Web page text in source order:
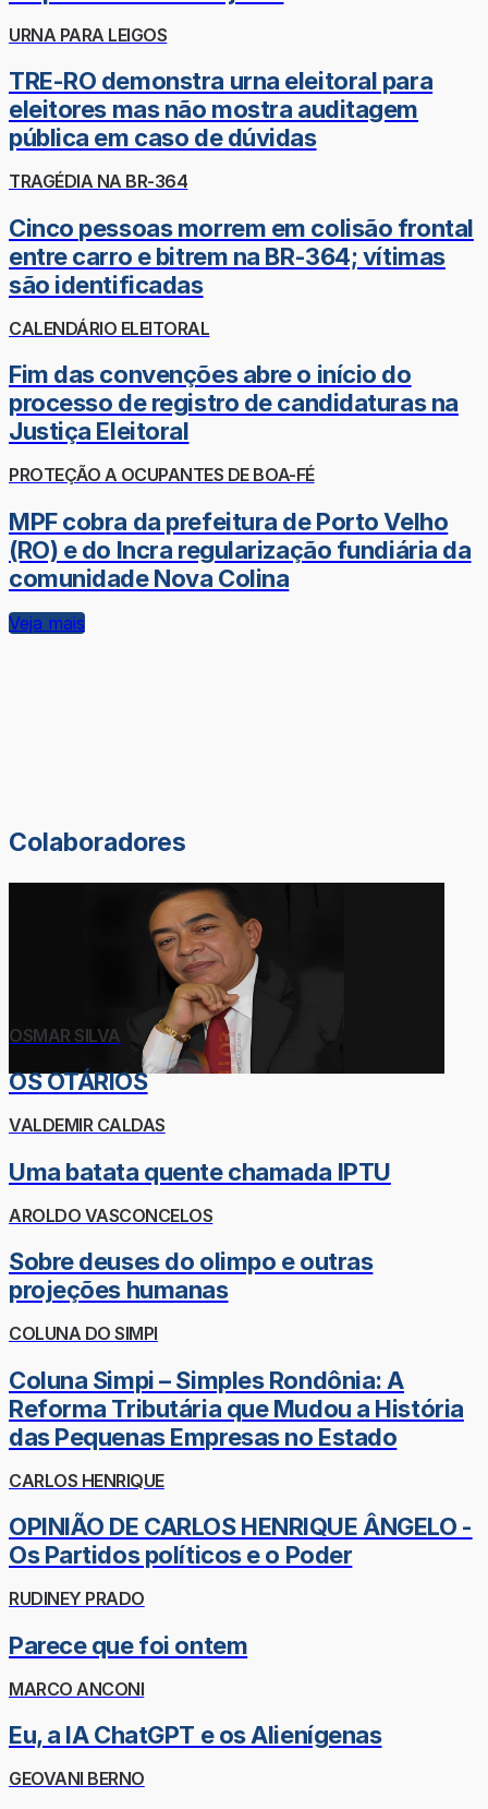
URNA PARA LEIGOS
TRE-RO demonstra urna eleitoral para
eleitores mas não mostra auditagem
pública em caso de dúvidas
TRAGÉDIA NA BR-364
Cinco pessoas morrem em colisão frontal
entre carro e bitrem na BR-364; vítimas
são identificadas
CALENDÁRIO ELEITORAL
Fim das convenções abre o início do
processo de registro de candidaturas na
Justiça Eleitoral
PROTEÇÃO A OCUPANTES DE BOA-FÉ
MPF cobra da prefeitura de Porto Velho
(RO) e do Incra regularização fundiária da
comunidade Nova Colina
Veja mais
Colaboradores
OSMAR SILVA
OS OTÁRIOS
VALDEMIR CALDAS
Uma batata quente chamada IPTU
AROLDO VASCONCELOS
Sobre deuses do olimpo e outras
projeções humanas
COLUNA DO SIMPI
Coluna Simpi – Simples Rondônia: A
Reforma Tributária que Mudou a História
das Pequenas Empresas no Estado
CARLOS HENRIQUE
OPINIÃO DE CARLOS HENRIQUE ÂNGELO -
Os Partidos políticos e o Poder
RUDINEY PRADO
Parece que foi ontem
MARCO ANCONI
Eu, a IA ChatGPT e os Alienígenas
GEOVANI BERNO